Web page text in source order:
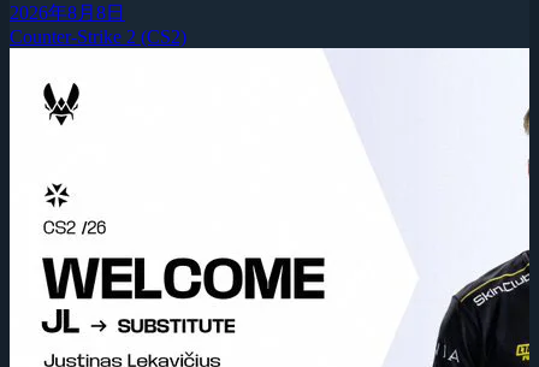
2026年8月8日
Counter-Strike 2 (CS2)